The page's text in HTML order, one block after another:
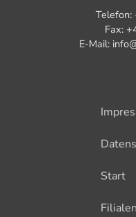
Fax:
E-Mail:
Start
Filialen